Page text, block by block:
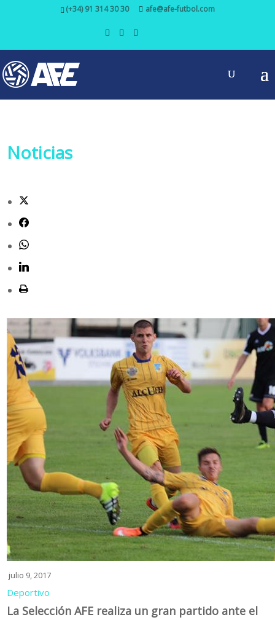
(+34) 91 314 30 30 afe@afe-futbol.com
Noticias
julio 9, 2017
Deportivo
La Selección AFE realiza un gran partido ante el